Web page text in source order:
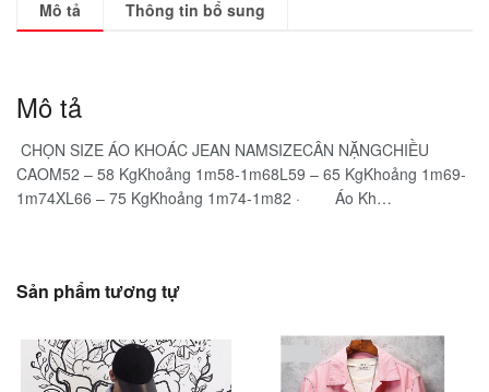
Mô tả Thông tin bổ sung
Mô tả
CHỌN SIZE ÁO KHOÁC JEAN NAMSIZECÂN NẶNGCHIỀU
CAOM52 – 58 KgKhoảng 1m58-1m68L59 – 65 KgKhoảng 1m69-
1m74XL66 – 75 KgKhoảng 1m74-1m82 · Áo Kh…
Sản phẩm tương tự